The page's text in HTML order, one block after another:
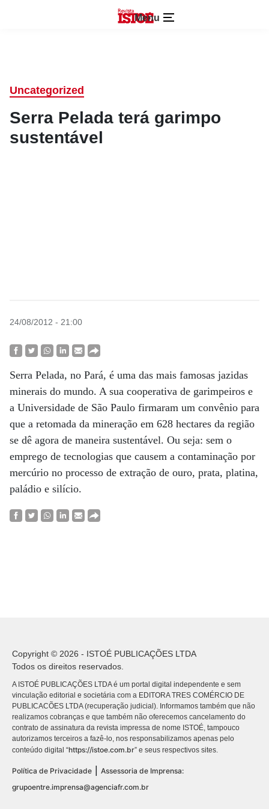
Menu
Uncategorized
Serra Pelada terá garimpo
sustentável
24/08/2012 - 21:00
Serra Pelada, no Pará, é uma das mais famosas jazidas
minerais do mundo. A sua cooperativa de garimpeiros e
a Universidade de São Paulo firmaram um convênio para
que a retomada da mineração em 628 hectares da região
se dê agora de maneira sustentável. Ou seja: sem o
emprego de tecnologias que causem a contaminação por
mercúrio no processo de extração de ouro, prata, platina,
paládio e silício.
Copyright © 2026 - ISTOÉ PUBLICAÇÕES LTDA
Todos os direitos reservados.
A ISTOÉ PUBLICAÇÕES LTDA é um portal digital independente e sem
vinculação editorial e societária com a EDITORA TRES COMÉRCIO DE
PUBLICACÕES LTDA (recuperação judicial). Informamos também que não
realizamos cobranças e que também não oferecemos cancelamento do
contrato de assinatura da revista impressa de nome ISTOÉ, tampouco
autorizamos terceiros a fazê-lo, nos responsabilizamos apenas pelo
conteúdo digital “https://istoe.com.br” e seus respectivos sites.
Política de Privacidade
Assessoria de Imprensa:
grupoentre.imprensa@agenciafr.com.br